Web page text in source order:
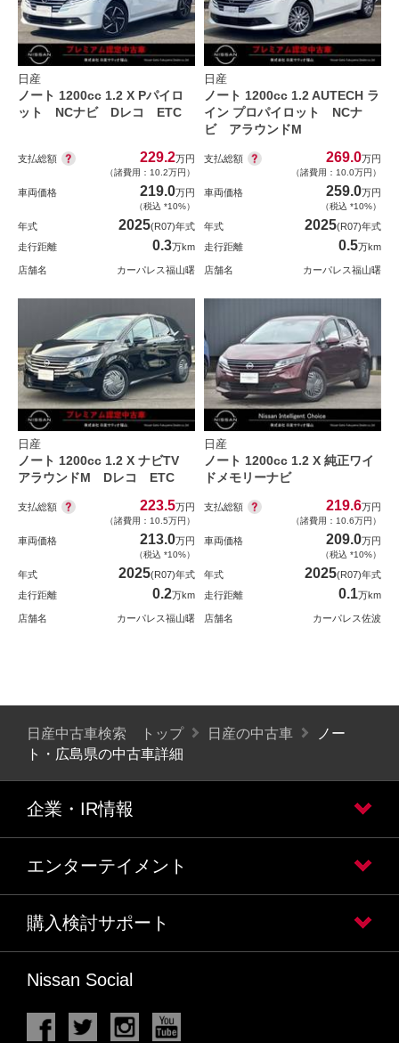
日産
ノート 1200cc 1.2 X Pパイロ
ット NCナビ Dレコ ETC
支払総額 229.2万円
（諸費用：10.2万円）
車両価格 219.0万円
（税込 *10%）
年式 2025(R07)年式
走行距離
0.3万km
店舗名 カーパレス福山曙
日産
ノート 1200cc 1.2 AUTECH ラ
イン プロパイロット NCナ
ビ アラウンドM
支払総額 269.0万円
（諸費用：10.0万円）
車両価格 259.0万円
（税込 *10%）
年式 2025(R07)年式
走行距離
0.5万km
店舗名 カーパレス福山曙
日産
ノート 1200cc 1.2 X ナビTV
アラウンドM Dレコ ETC
支払総額 223.5万円
（諸費用：10.5万円）
車両価格 213.0万円
（税込 *10%）
年式 2025(R07)年式
走行距離
0.2万km
店舗名 カーパレス福山曙
日産
ノート 1200cc 1.2 X 純正ワイ
ドメモリーナビ
支払総額 219.6万円
（諸費用：10.6万円）
車両価格 209.0万円
（税込 *10%）
年式 2025(R07)年式
走行距離
0.1万km
店舗名 カーパレス佐波
日産中古車検索 トップ 日産の中古車
ノー
ト・広島県の中古車詳細
企業・IR情報
エンターテイメント
購入検討サポート
Nissan Social